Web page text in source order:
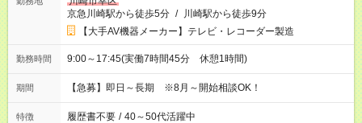
京急川崎駅から徒歩5分 / 川崎駅から徒歩9分
【大手AV機器メーカー】テレビ・レコーダー製造
勤務時間 9:00～17:45(実働7時間45分 休憩1時間)
期間 【急募】即日～長期 ※8月～開始相談OK！
特徴 履歴書不要 / 40～50代活躍中